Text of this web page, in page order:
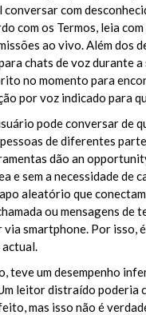
conversar com
com os Termos, leia
ao vivo. Além dos
chats de voz durante
no momento para
por voz indicado para
pode conversar de
de diferentes
dão an
e sem a necessidade de
aleatório que
ou mensagens de
smartphone. Por isso,
actual.
teve um desempenho
leitor distraído poderia
mas isso não é